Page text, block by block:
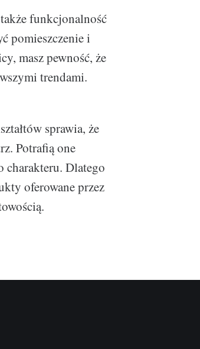
funkcjonalność
pomieszczenie i
masz pewność, że
trendami.
sprawia, że
Potrafią one
charakteru. Dlatego
oferowane przez